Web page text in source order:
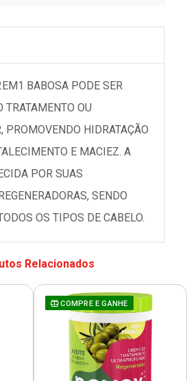
BABOSA PODE SER
OU
PROMOVENDO HIDRATAÇÃO
E MACIEZ. A
POR SUAS
SENDO
OS TIPOS DE CABELO.
Relacionados
COMPRE E GANHE